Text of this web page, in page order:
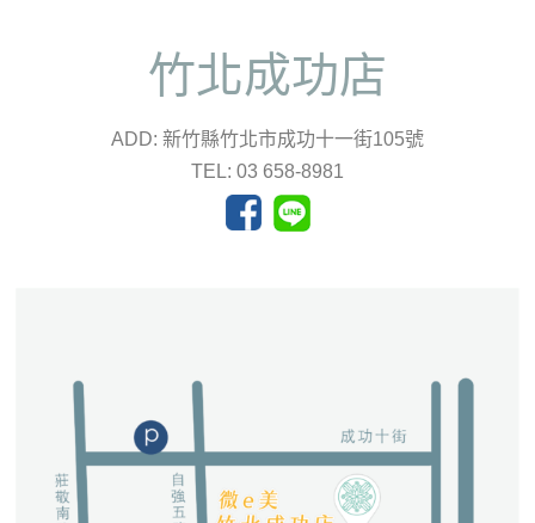
竹北成功店
ADD: 新竹縣竹北市成功十一街105號
TEL: 03 658-8981